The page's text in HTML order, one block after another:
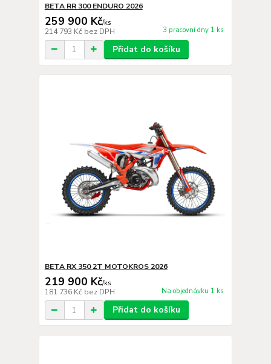
BETA RR 300 ENDURO 2026
259 900 Kč/ks
214 793 Kč bez DPH 3 pracovní dny 1 ks
Přidat do košíku
BETA RX 350 2T MOTOKROS 2026
219 900 Kč/ks
181 736 Kč bez DPH Na objednávku 1 ks
Přidat do košíku